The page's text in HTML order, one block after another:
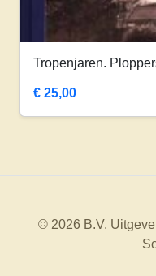
Tropenjaren.
€ 25,00
© 2026 B.V.